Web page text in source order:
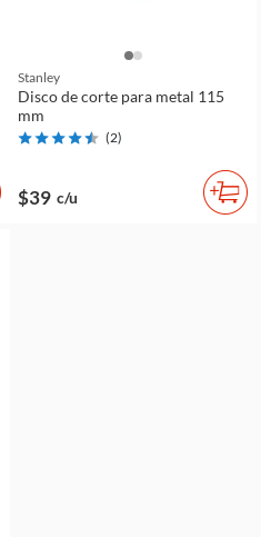
Stanley
Disco de corte para metal 115
mm
(2)
$39 c/u